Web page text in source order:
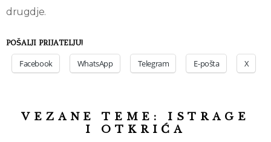
drugdje.
POŠALJI PRIJATELJU!
Facebook WhatsApp Telegram E-pošta X
VEZANE TEME: ISTRAGE
I OTKRIĆA